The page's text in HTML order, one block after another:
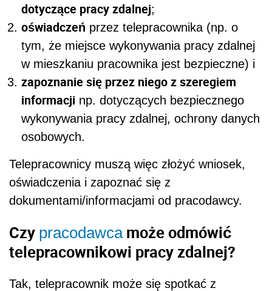
dotyczące pracy zdalnej;
oświadczeń przez telepracownika (np. o
tym, że miejsce wykonywania pracy zdalnej
w mieszkaniu pracownika jest bezpieczne) i
zapoznanie się przez niego z szeregiem
informacji np. dotyczących bezpiecznego
wykonywania pracy zdalnej, ochrony danych
osobowych.
Telepracownicy muszą więc złożyć wniosek,
oświadczenia i zapoznać się z
dokumentami/informacjami od pracodawcy.
Czy pracodawcamoże odmówić
telepracownikowi pracy zdalnej?
Tak, telepracownik może się spotkać z